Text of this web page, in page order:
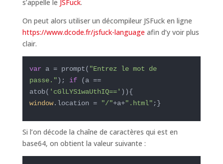
s’appelle le JSFuck.
On peut alors utiliser un décompileur JSFuck en ligne
https://www.dcode.fr/jsfuck-language afin d’y voir plus
clair.
var a = prompt( "Entrez le mot de
passe."); if (a ==
atob( 'cGlLYS1waUthIQ==' )){
window.location = "/"+a+".html" ;}
Si l’on décode la chaîne de caractères qui est en
base64, on obtient la valeur suivante :